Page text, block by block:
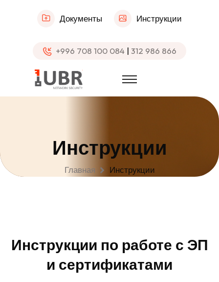
Документы Инструкции
+996 708 100 084 | 312 986 866
Инструкции
Главная Инструкции
Инструкции по работе с ЭП
и сертификатами